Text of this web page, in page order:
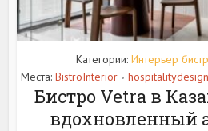
Категории: Интерьер
Места: BistroInterior • hospitalitydesign
Бистро Vetra в
вдохновленный